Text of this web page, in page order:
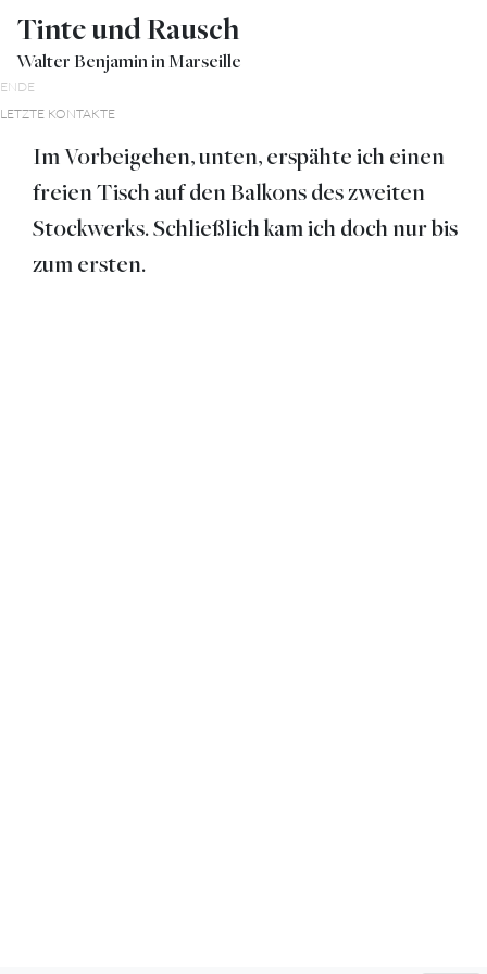
Tinte und Rausch
Walter Benjamin in Marseille
ENDE
LETZTE KONTAKTE
Im Vorbeigehen, unten, erspähte ich einen
freien Tisch auf den Balkons des zweiten
Stockwerks. Schließlich kam ich doch nur bis
zum ersten.